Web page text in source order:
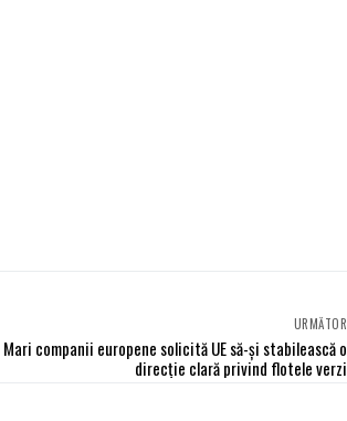
URMĂTOR
Mari companii europene solicită UE să-și stabilească o
direcție clară privind flotele verzi